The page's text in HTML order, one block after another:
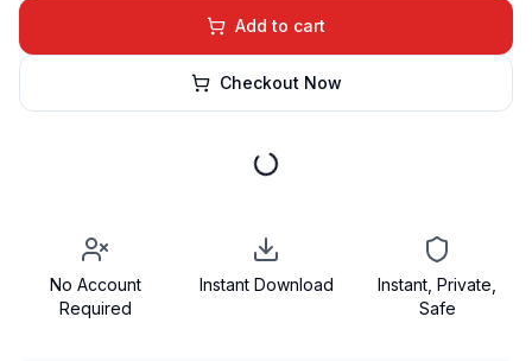
Add to cart
Checkout Now
No Account
Required
Instant Download
Instant, Private,
Safe